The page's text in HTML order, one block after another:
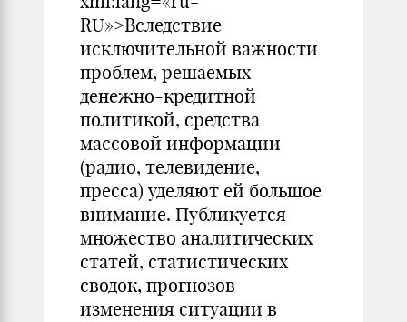
RU»>Вследствие
исключительной важности
проблем, решаемых
денежно-кредитной
политикой, средства
массовой информации
(радио, телевидение,
пресса) уделяют ей большое
внимание. Публикуется
множество аналитических
статей, статистических
сводок, прогнозов
изменения ситуации в